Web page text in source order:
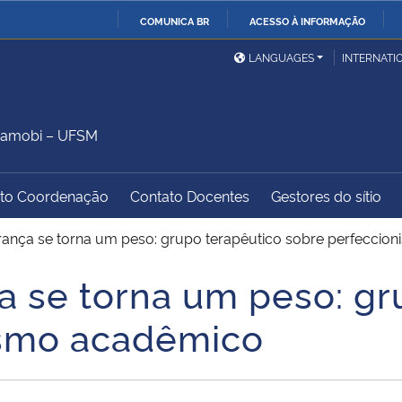
COMUNICA BR ACESSO À INFORMAÇÃO
Ministério da Defesa
Ministério das Relações
Exteriores
Ministério do
Desenvolvimento Regional
Controladoria-Geral da
União
Advocacia-Geral da União Banco Central do Brasil
LANGUAGES
– UFSM
Coordenação Contato Docentes Gestores do sítio
se torna um peso: grupo terapêutico sobre
se torna um peso:
acadêmico